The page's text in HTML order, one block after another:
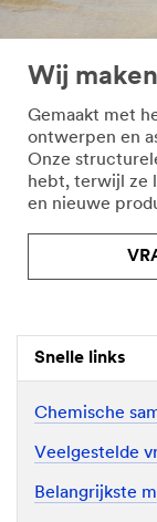
Wij
Gemaakt met
ontwerpen en
Onze
hebt, terwijl ze
en nieuwe
Snelle links
Chemische
Veelgestelde
Belangrijkste